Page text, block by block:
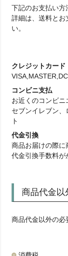
下記のお支払い方
詳細は、送料とお
い。
クレジットカード
コンビニ支払
お近くのコンビニ
セブンイレブン
ト
代金引換
商品お届けの際に
代金引換手数料が
商品代金以
商品代金以外の必